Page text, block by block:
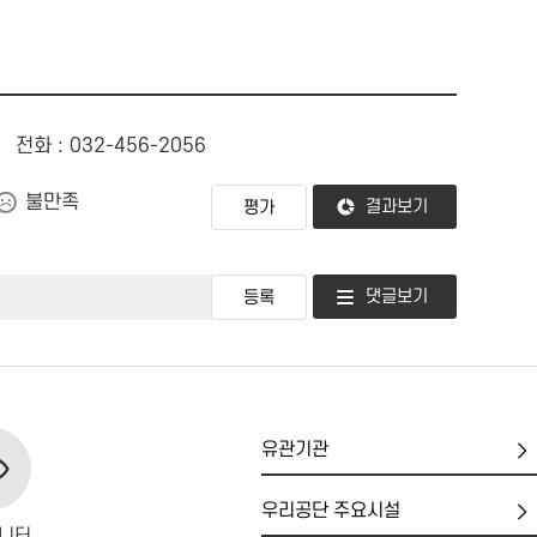
전화 : 032-456-2056
불만족 결과보기
댓글보기
유
관
우